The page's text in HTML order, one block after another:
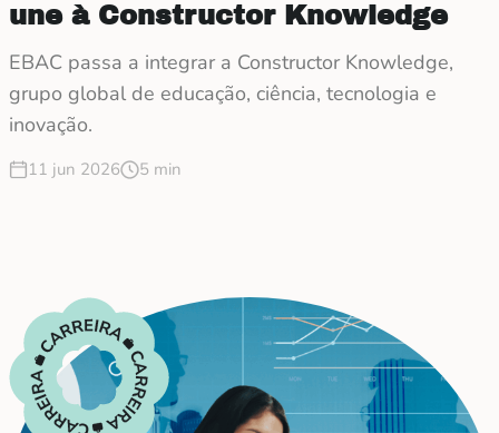
une à Constructor Knowledge
EBAC passa a integrar a Constructor Knowledge,
grupo global de educação, ciência, tecnologia e
inovação.
11 jun 2026 5 min